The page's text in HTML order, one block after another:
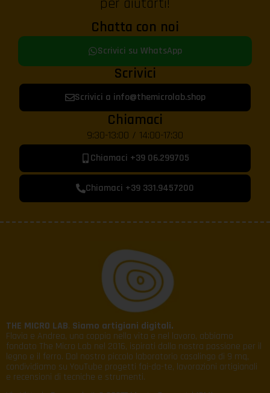
per aiutarti!
Chatta con noi
Scrivici su WhatsApp
Scrivici
Scrivici a info@themicrolab.shop
Chiamaci
9:30-13:00 / 14:00-17:30
Chiamaci +39 06.299705
Chiamaci +39 331.9457200
THE MICRO LAB. Siamo artigiani digitali.
Flavia e Andrea, una coppia nella vita e nel lavoro, abbiamo
fondato The Micro Lab nel 2016, ispirati dalla nostra passione per il
legno e il ferro. Dal nostro piccolo laboratorio casalingo di 9 mq,
condividiamo su YouTube progetti fai-da-te, lavorazioni artigianali
e recensioni di tecniche e strumenti.